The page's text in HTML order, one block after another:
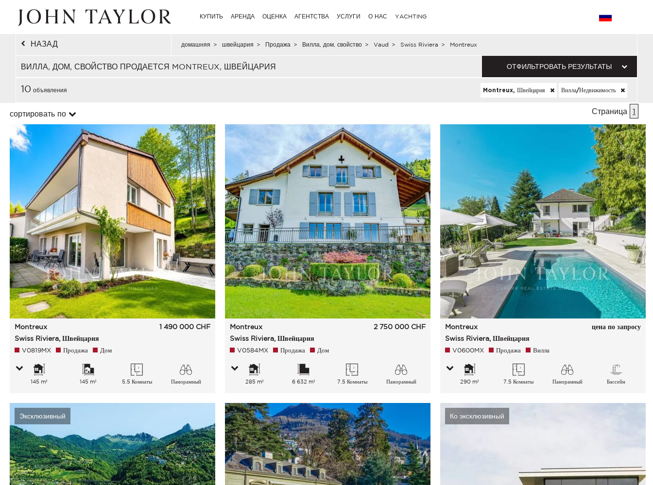
КУПИТЬ АРЕНДА ОЦЕНКА АГЕНТСТВА УСЛУГИ О НАС YACHTING
НАЗАД домашняя > швейцария > Продажа > Вилла, дом, свойство > Vaud > Swiss Riviera > Montreux
ВИЛЛА, ДОМ, СВОЙСТВО ПРОДАЕТСЯ MONTREUX, ШВЕЙЦАРИЯ ОТФИЛЬТРОВАТЬ РЕЗУЛЬТАТЫ
10 объявления Montreux, Швейцария Вилла/недвижимость
сортировать по Страница 1
Montreux
Swiss Riviera, Швейцария
1 490 000 CHF
V0819MX Продажа Дом
145 m² 145 m² 5.5 Комнаты Панорамный
Montreux
Swiss Riviera, Швейцария
2 750 000 CHF
V0584MX Продажа Дом
285 m² 6 632 m² 7.5 Комнаты
Панорамный
местность Город Горы
Montreux
Swiss Riviera, Швейцария
цена по запросу
V0600MX Продажа Вилла
290 m² 7.5 Комнаты
Панорамный
местность Горы
Бассейн
Эксклюзивный Ко эксклюзивный